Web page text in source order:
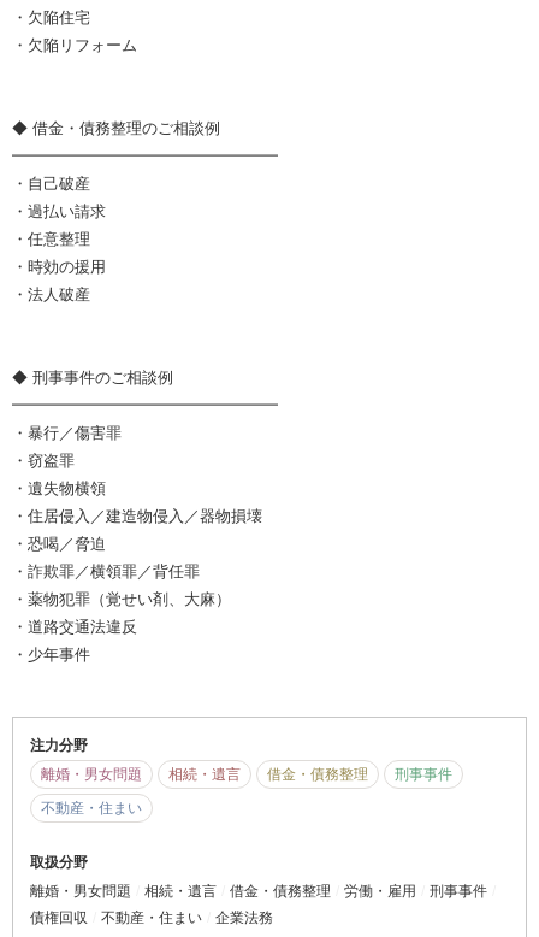
・欠陥住宅
・欠陥リフォーム
◆ 借金・債務整理のご相談例
━━━━━━━━━━━━━━━━━
・自己破産
・過払い請求
・任意整理
・時効の援用
・法人破産
◆ 刑事事件のご相談例
━━━━━━━━━━━━━━━━━
・暴行／傷害罪
・窃盗罪
・遺失物横領
・住居侵入／建造物侵入／器物損壊
・恐喝／脅迫
・詐欺罪／横領罪／背任罪
・薬物犯罪（覚せい剤、大麻）
・道路交通法違反
・少年事件
注力分野
離婚・男女問題
相続・遺言 借金・債務整理
刑事事件
不動産・住まい
取扱分野
離婚・男女問題
相続・遺言 借金・債務整理 労働・雇用
刑事事件
債権回収
不動産・住まい 企業法務